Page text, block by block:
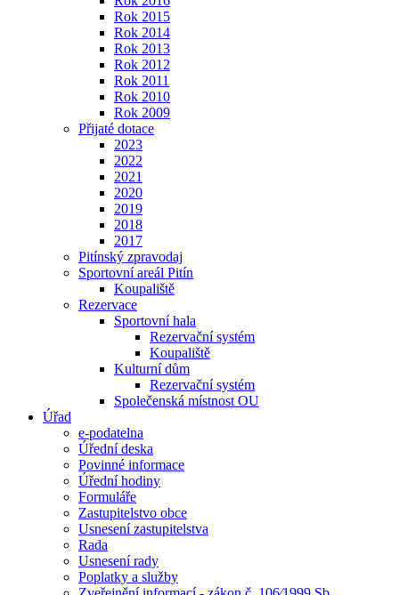
Rok 2015
Rok 2014
Rok 2013
Rok 2012
Rok 2011
Rok 2010
Rok 2009
Přijaté dotace
2023
2022
2021
2020
2019
2018
2017
Pitínský zpravodaj
Sportovní areál Pitín
Koupaliště
Rezervace
Sportovní hala
Rezervační systém
Koupaliště
Kulturní dům
Rezervační systém
Společenská místnost OU
Úřad
e-podatelna
Úřední deska
Povinné informace
Úřední hodiny
Formuláře
Zastupitelstvo obce
Usnesení zastupitelstva
Rada
Usnesení rady
Poplatky a služby